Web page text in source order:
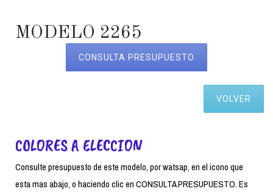
MODELO 2265
CONSULTA PRESUPUESTO
VOLVER
COLORES A ELECCION
Consulte presupuesto de este modelo, por watsap, en el icono que
esta mas abajo, o haciendo clic en CONSULTA PRESUPUESTO. Es